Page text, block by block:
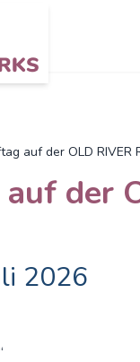
auf der OLD RIVER
der
2026